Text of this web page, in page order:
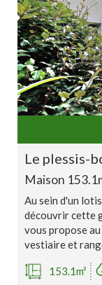
le plessis-
Maison
Au sein d'un
découvrir cette
vous propose
vestiaire et
153.1m²